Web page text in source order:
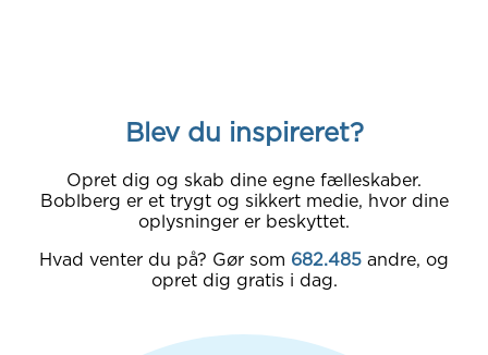
Blev du inspireret?
Opret dig og skab dine egne fælleskaber.
Boblberg er et trygt og sikkert medie, hvor dine
oplysninger er beskyttet.
Hvad venter du på? Gør som 682.485 andre, og
opret dig gratis i dag.